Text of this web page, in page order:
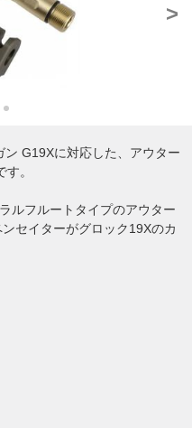
>
G19Xに対応した、アウター
。
ルフルートタイプのアウター
セイターがグロック19Xのカ